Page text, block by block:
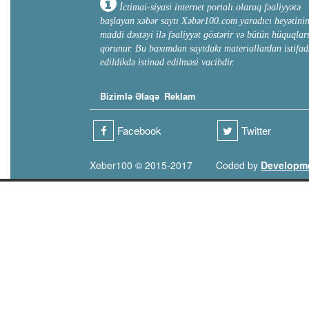
İctimai-siyasi internet portalı olaraq fəaliyyətə
başlayan xəbər saytı Xəbər100.com yaradıcı heyətinin
maddi dəstəyi ilə fəaliyyət göstərir və bütün hüquqları
qorunur. Bu baxımdan saytdakı materiallardan
edildikdə istinad edilməsi vacibdir.
Bizimlə Əlaqə Reklam
Facebook Twitter
Xeber100 © 2015-2017 Coded by